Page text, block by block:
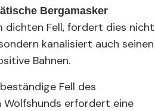
Bergamasker
dichten Fell, fördert dies nicht
kanalisiert auch seinen
Bahnen.
Fell des
Wolfshunds erfordert eine